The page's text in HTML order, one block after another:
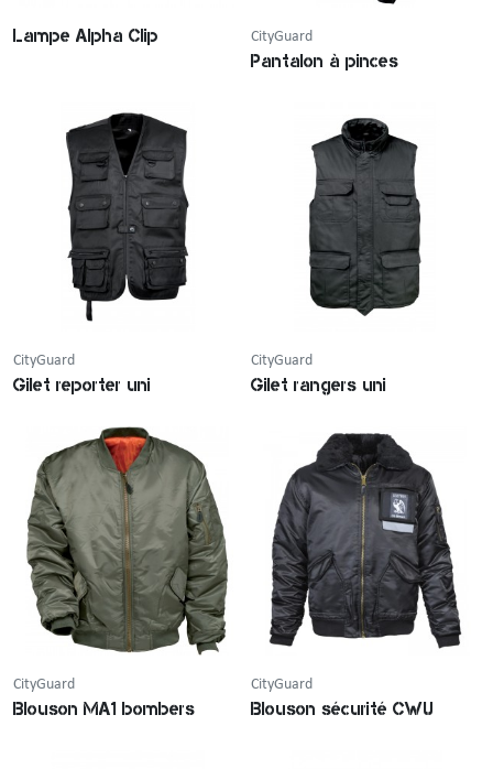
Lampe Alpha Clip CityGuard
Pantalon à pinces
CityGuard
Gilet reporter uni
CityGuard
Gilet rangers uni
CityGuard
Blouson MA1 bombers
CityGuard
Blouson sécurité CWU